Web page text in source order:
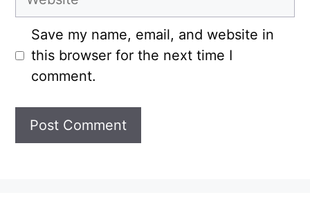
Save my name, email, and website in
this browser for the next time I
comment.